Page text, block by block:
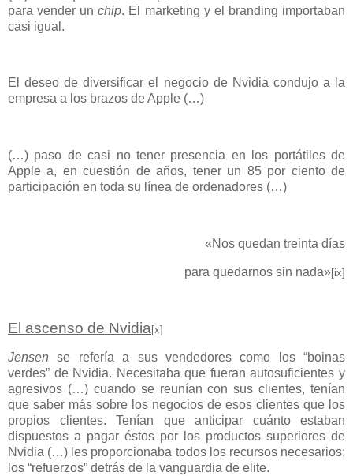
para vender unchip. El marketing y el branding importaban
casi igual.
El deseo de diversificar el negocio de Nvidia condujo a la
empresa a los brazos de Apple (…)
(…) paso de casi no tener presencia en los portátiles de
Apple a, en cuestión de años, tener un 85 por ciento de
participación en toda su línea de ordenadores (…)
«Nos quedan treinta días
para quedarnos sin nada»[ix]
El ascenso de Nvidia[x]
Jensen se refería a sus vendedores como los “boinas
verdes” de Nvidia. Necesitaba que fueran autosuficientes y
agresivos (…) cuando se reunían con sus clientes, tenían
que saber más sobre los negocios de esos clientes que los
propios clientes. Tenían que anticipar cuánto estaban
dispuestos a pagar éstos por los productos superiores de
Nvidia (…) les proporcionaba todos los recursos necesarios;
los “refuerzos” detrás de la vanguardia de elite.